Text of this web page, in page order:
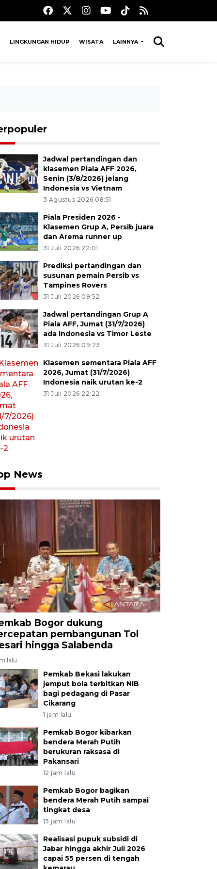
LINGKUNGAN HIDUP WISATA LAINNYA
Jadwal pertandingan dan
klasemen Piala AFF 2026,
Senin (3/8/2026) jelang
Indonesia vs Vietnam
3 Agustus 2026 08:51
Piala Presiden 2026 -
Klasemen Grup A, Persib juara
dan Arema runner up
31 Juli 2026 22:01
Prediksi pertandingan dan
susunan pemain Persib vs
Tampines Rovers
31 Juli 2026 09:52
Jadwal pertandingan Grup A
Piala AFF, Jumat (31/7/2026)
ada Indonesia vs Timor Leste
31 Juli 2026 09:23
Klasemen sementara Piala AFF
2026, Jumat (31/7/2026)
Indonesia naik urutan ke-2
31 Juli 2026 22:22
News
Bogor dukung
pembangunan Tol
hingga Salabenda
lalu
Pemkab Bekasi lakukan
jemput bola terbitkan NIB
bagi pedagang di Pasar
Cikarang
1 jam lalu
Pemkab Bogor kibarkan
bendera Merah Putih
berukuran raksasa di
Pakansari
12 jam lalu
Pemkab Bogor bagikan
bendera Merah Putih sampai
tingkat desa
13 jam lalu
Realisasi pupuk subsidi di
Jabar hingga akhir Juli 2026
capai 55 persen di tengah